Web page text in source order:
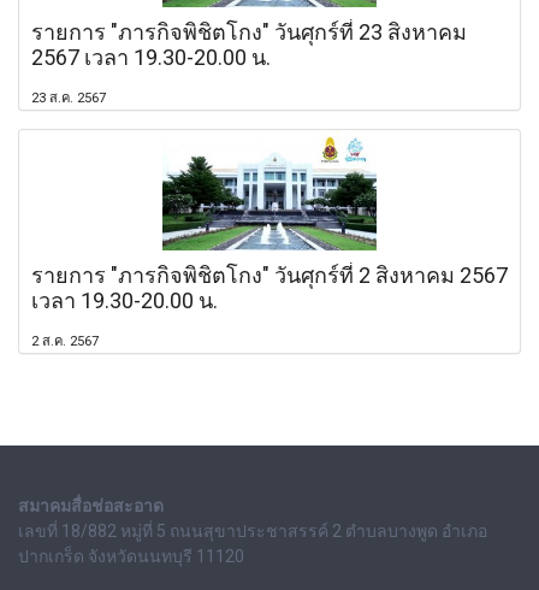
รายการ "ภารกิจพิชิตโกง" วันศุกร์ที่ 23 สิงหาคม
2567 เวลา 19.30-20.00 น.
23 ส.ค. 2567
รายการ "ภารกิจพิชิตโกง" วันศุกร์ที่ 2 สิงหาคม 2567
เวลา 19.30-20.00 น.
2 ส.ค. 2567
สมาคมสื่อช่อสะอาด
เลขที่ 18/882 หมู่ที่ 5 ถนนสุขาประชาสรรค์ 2 ตำบลบางพูด อำเภอ
ปากเกร็ด จังหวัดนนทบุรี 11120